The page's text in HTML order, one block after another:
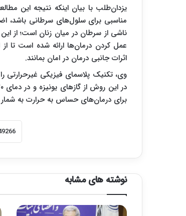
یزدان‌طلب با بیان اینکه نتیجه این
مناسبی برای سلول‌های سرطانی باشد،
ناشی از سرطان در میان زنان است؛ از
عمل کردن درمان‌ها ارائه شده است تا
اثرات جانبی درمان در امان بمانند.
وی، تکنیک پلاسمای فیزیکی
برای درمان‌های حساس به حرارت به
نوشته های مشابه